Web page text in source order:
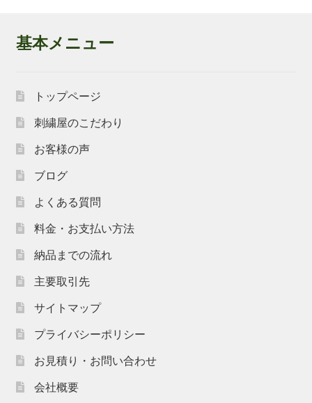
基本メニュー
トップページ
刺繍屋のこだわり
お客様の声
ブログ
よくある質問
料金・お支払い方法
納品までの流れ
主要取引先
サイトマップ
プライバシーポリシー
お見積り・お問い合わせ
会社概要